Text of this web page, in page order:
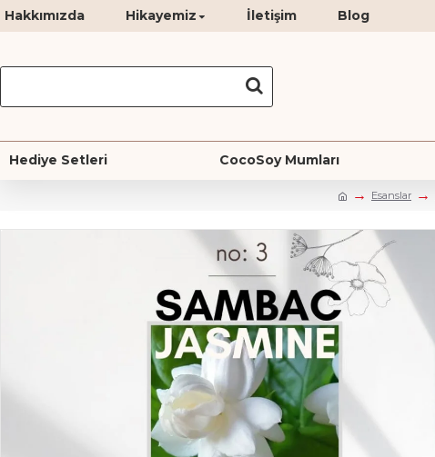
Hakkımızda Hikayemiz İletişim Blog
Hediye Setleri CocoSoy Mumları
Esanslar